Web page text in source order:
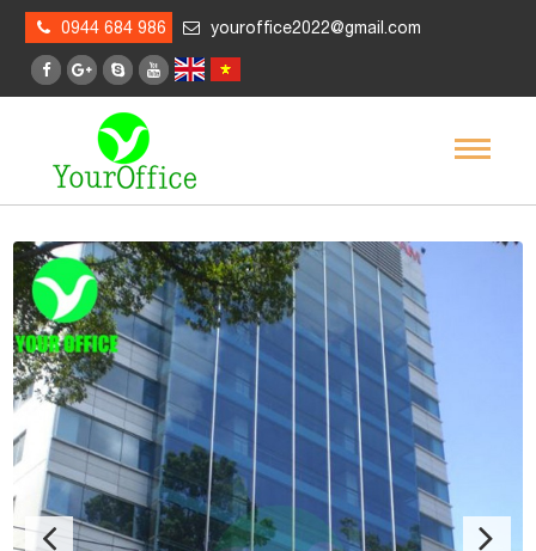
0944 684 986 youroffice2022@gmail.com